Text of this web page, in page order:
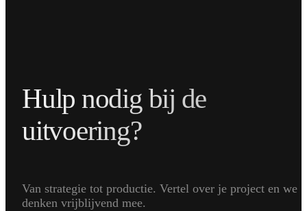
Hulp nodig bij de
uitvoering?
Van strategie tot productie. Vertel over je project en we
denken vrijblijvend mee.